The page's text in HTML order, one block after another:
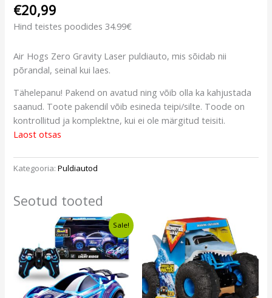
€20,99
Hind teistes poodides 34.99€
Air Hogs Zero Gravity Laser puldiauto, mis sõidab nii
põrandal, seinal kui laes.
Tähelepanu! Pakend on avatud ning võib olla ka kahjustada
saanud. Toote pakendil võib esineda teipi/silte. Toode on
kontrollitud ja komplektne, kui ei ole märgitud teisiti.
Laost otsas
Kategooria:Puldiautod
Seotud tooted
Sale!
Algne
hind
oli:
€29,99.
Current
price
is:
€24,99.